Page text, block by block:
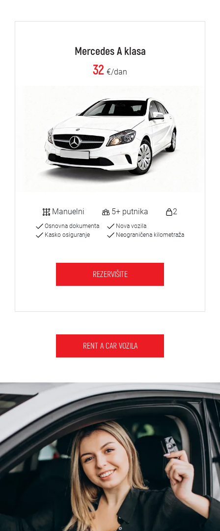
Mercedes A klasa
32 €/dan
Manuelni 5+ putnika 2
Osnovna dokumenta
Kasko osiguranje
Nova vozila
Neograničena kilometraža
REZERVIŠITE
RENT A CAR VOZILA